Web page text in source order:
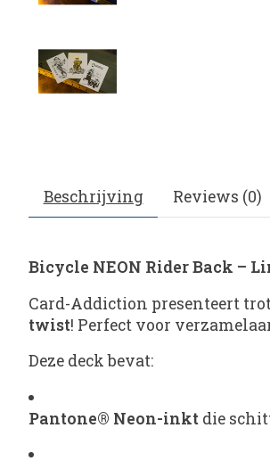
Beschrijving Reviews (0)
Bicycle NEON Rider Back –
Card-Addiction presenteert
twist! Perfect voor
Deze deck bevat:
Pantone® Neon-inkt die